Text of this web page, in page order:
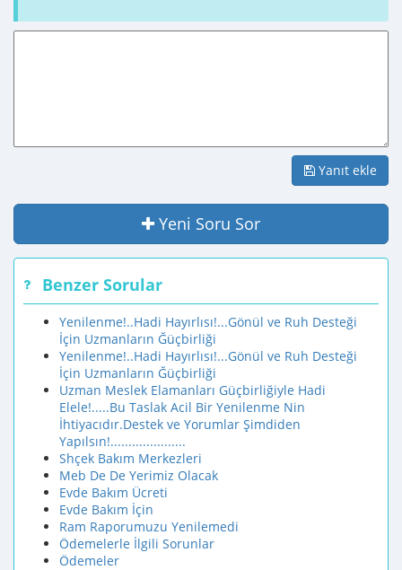
Yanıt ekle
Yeni Soru Sor
Benzer Sorular
Yenilenme!..Hadi Hayırlısı!...Gönül ve Ruh Desteği
İçin Uzmanların Ğüçbirliği
Yenilenme!..Hadi Hayırlısı!...Gönül ve Ruh Desteği
İçin Uzmanların Ğüçbirliği
Uzman Meslek Elamanları Güçbirliğiyle Hadi
Elele!.....Bu Taslak Acil Bir Yenilenme Nin
İhtiyacıdır.Destek ve Yorumlar Şimdiden
Yapılsın!.....................
Shçek Bakım Merkezleri
Meb De De Yerimiz Olacak
Evde Bakım Ücreti
Evde Bakım İçin
Ram Raporumuzu Yenilemedi
Ödemelerle İlgili Sorunlar
Ödemeler